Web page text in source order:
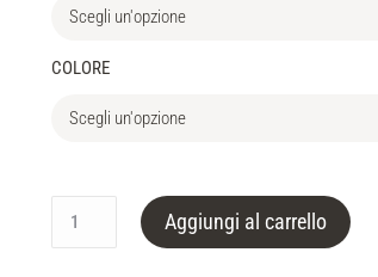
COLORE
Aggiungi al carrello